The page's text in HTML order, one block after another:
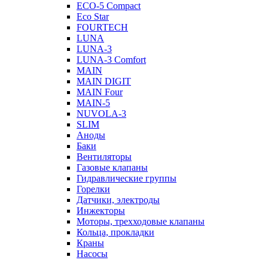
ECO-5 Compact
Eco Star
FOURTECH
LUNA
LUNA-3
LUNA-3 Comfort
MAIN
MAIN DIGIT
MAIN Four
MAIN-5
NUVOLA-3
SLIM
Аноды
Баки
Вентиляторы
Газовые клапаны
Гидравлические группы
Горелки
Датчики, электроды
Инжекторы
Моторы, трехходовые клапаны
Кольца, прокладки
Краны
Насосы